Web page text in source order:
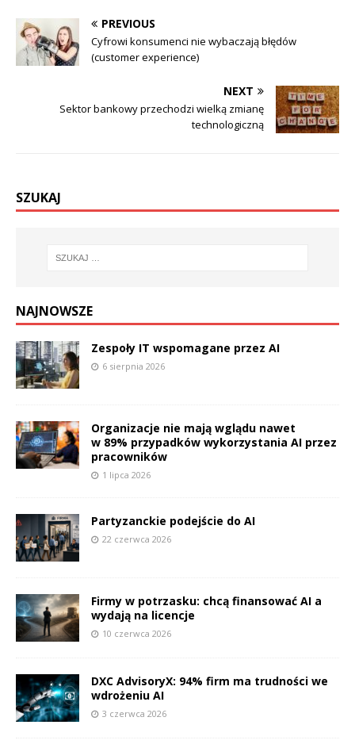
PREVIOUS
Cyfrowi konsumenci nie wybaczają błędów
(customer experience)
NEXT
Sektor bankowy przechodzi wielką zmianę
technologiczną
SZUKAJ
NAJNOWSZE
Zespoły IT wspomagane przez AI
6 sierpnia 2026
Organizacje nie mają wglądu nawet
w 89% przypadków wykorzystania AI przez
pracowników
1 lipca 2026
Partyzanckie podejście do AI
22 czerwca 2026
Firmy w potrzasku: chcą finansować AI a
wydają na licencje
10 czerwca 2026
DXC AdvisoryX: 94% firm ma trudności we
wdrożeniu AI
3 czerwca 2026